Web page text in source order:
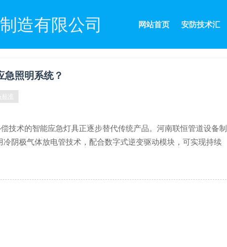
造有限公司 网站首页 安防技术汇
照明系统？
准
技术的智能应急灯具正逐步替代传统产品。河南联恒管道设备制
阴极气体放电管技术，配合数字式逆变驱动模块，可实现持续